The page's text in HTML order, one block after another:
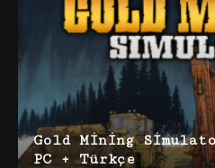
Gold Mining
PC + Türkçe